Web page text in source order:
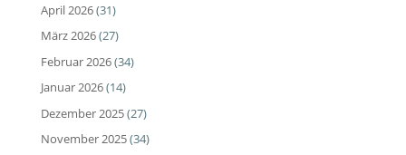
April 2026(31)
März 2026(27)
Februar 2026(34)
Januar 2026(14)
Dezember 2025(27)
November 2025(34)